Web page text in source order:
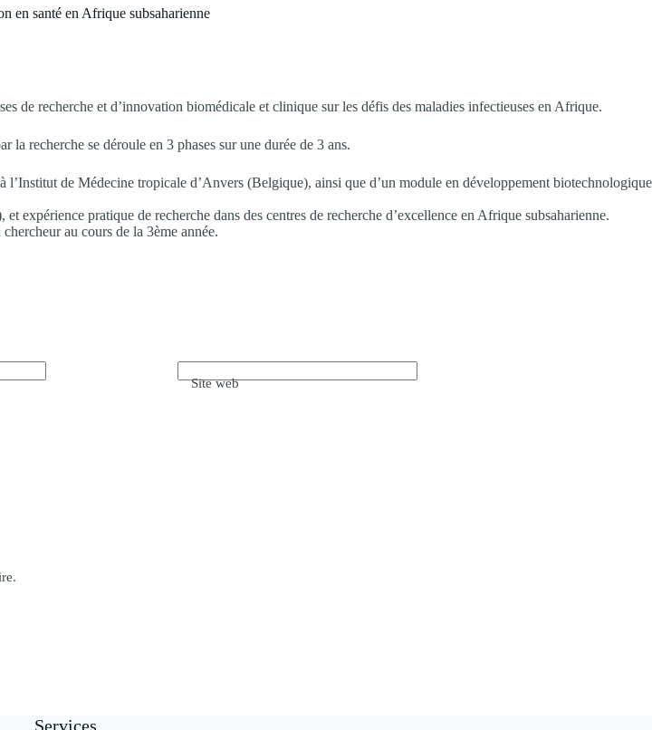
en santé en Afrique subsaharienne
de recherche et d’innovation biomédicale et clinique sur les défis des maladies infectieuses en Afrique.
la recherche se déroule en 3 phases sur une durée de 3 ans.
de Médecine tropicale d’Anvers (Belgique), ainsi que d’un module en développement biotechnologique
expérience pratique de recherche dans des centres de recherche d’excellence en Afrique subsaharienne.
au cours de la 3ème année.
Site web
Services